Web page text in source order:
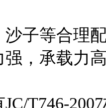
子等合理
强，承载力
T746-